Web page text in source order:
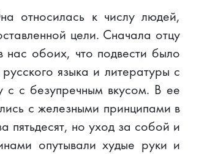
относилась к числу людей,
цели. Сначала отцу
обоих, что подвести было
языка и литературы с
с с безупречным вкусом. В ее
с железными принципами в
пятьдесят, но уход за собой и
опутывали худые руки и